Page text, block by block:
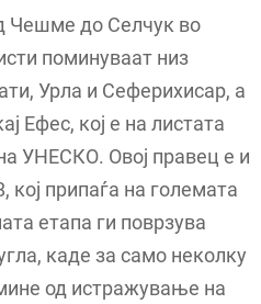
Чешме до Селчук во
поминуваат низ
Урла и Сеферихисар, а
Ефес, кој е на листата
УНЕСКО. Овој правец е и
кој припаѓа на големата
етапа ги поврзува
каде за само неколку
од истражување на